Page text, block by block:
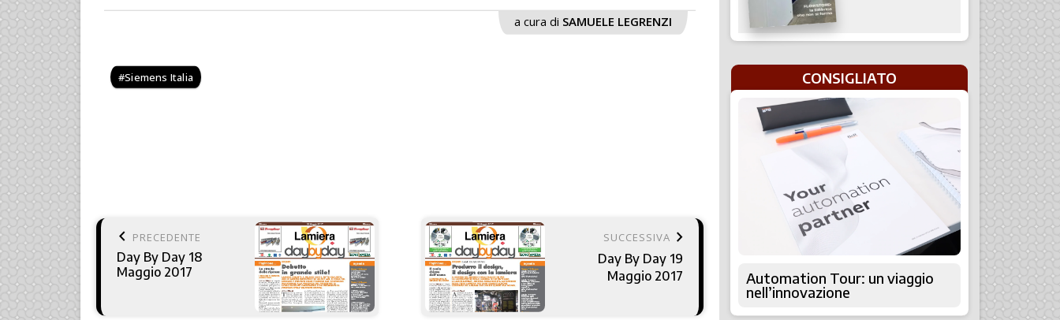
a cura di SAMUELE LEGRENZI
Siemens Italia
keyboard_arrow_left PRECEDENTE
Day By Day 18
Maggio 2017
SUCCESSIVA keyboard_arrow_right
Day By Day 19
Maggio 2017
CONSIGLIATO
Automation Tour: un viaggio
nell’innovazione